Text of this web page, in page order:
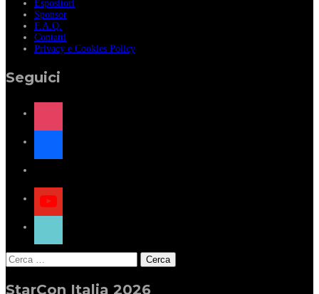
Espositori
Sponsor
F.A.Q.
Contatti
Privacy e Cookies Policy
Seguici
instagram
facebook
x
youtube
tiktok
Ricerca
per:
StarCon Italia 2026